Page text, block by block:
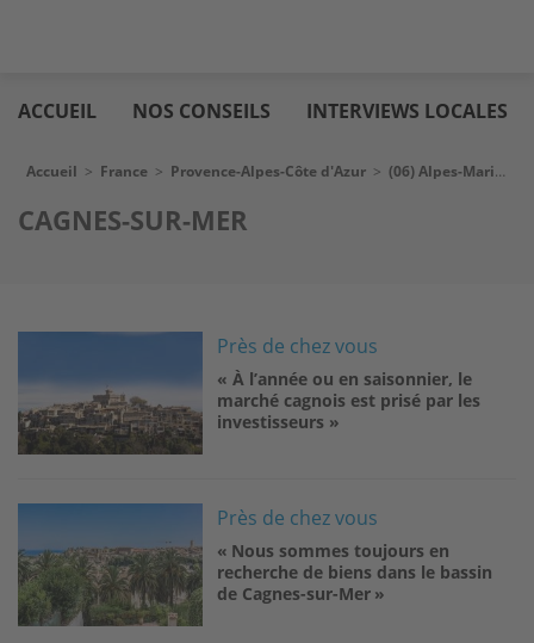
au
contenu
immo
ACCUEIL NOS CONSEILS INTERVIEWS LOCALES
Fil d'Ariane
Accueil > France > Provence-Alpes-Côte d'Azur > (06) Alpes-Maritimes
CAGNES-SUR-MER
Près de chez vous
« À l’année ou en saisonnier, le
marché cagnois est prisé par les
investisseurs »
Près de chez vous
« Nous sommes toujours en
recherche de biens dans le bassin
de Cagnes-sur-Mer »